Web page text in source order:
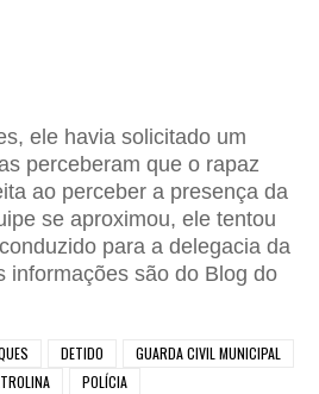
ele havia solicitado um
perceberam que o rapaz
ao perceber a presença da
se aproximou, ele tentou
para a delegacia da
informações são do Blog do
DETIDO
GUARDA CIVIL MUNICIPAL
POLÍCIA